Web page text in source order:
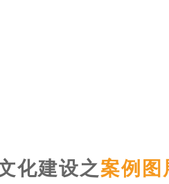
化建设之案例图